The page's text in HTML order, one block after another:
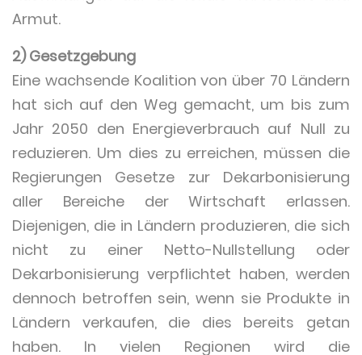
Armut.
2) Gesetzgebung
Eine wachsende Koalition von über 70 Ländern
hat sich auf den Weg gemacht, um bis zum
Jahr 2050 den Energieverbrauch auf Null zu
reduzieren. Um dies zu erreichen, müssen die
Regierungen Gesetze zur Dekarbonisierung
aller Bereiche der Wirtschaft erlassen.
Diejenigen, die in Ländern produzieren, die sich
nicht zu einer Netto-Nullstellung oder
Dekarbonisierung verpflichtet haben, werden
dennoch betroffen sein, wenn sie Produkte in
Ländern verkaufen, die dies bereits getan
haben. In vielen Regionen wird die